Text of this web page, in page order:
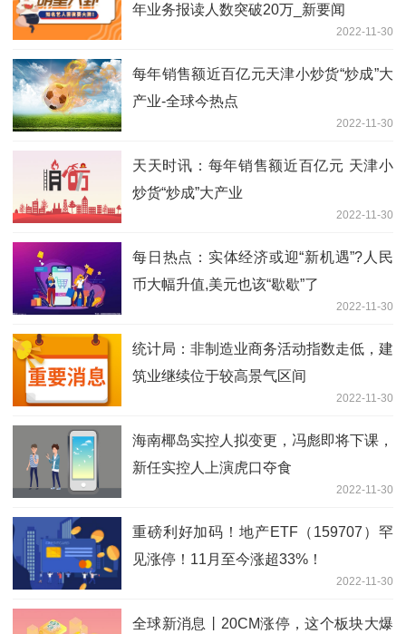
年业务报读人数突破20万_新要闻
2022-11-30
每年销售额近百亿元天津小炒货“炒成”大
产业-全球今热点
2022-11-30
天天时讯：每年销售额近百亿元 天津小
炒货“炒成”大产业
2022-11-30
每日热点：实体经济或迎“新机遇”?人民
币大幅升值,美元也该“歇歇”了
2022-11-30
统计局：非制造业商务活动指数走低，建
筑业继续位于较高景气区间
2022-11-30
海南椰岛实控人拟变更，冯彪即将下课，
新任实控人上演虎口夺食
2022-11-30
重磅利好加码！地产ETF（159707）罕
见涨停！11月至今涨超33%！
2022-11-30
全球新消息丨20CM涨停，这个板块大爆